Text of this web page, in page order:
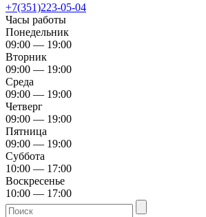
+7(351)223-05-04
Часы работы
Понедельник
09:00 — 19:00
Вторник
09:00 — 19:00
Среда
09:00 — 19:00
Четверг
09:00 — 19:00
Пятница
09:00 — 19:00
Суббота
10:00 — 17:00
Воскресенье
10:00 — 17:00